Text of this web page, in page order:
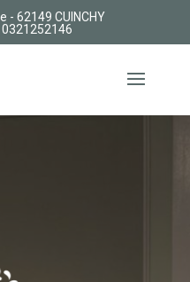
- 62149 CUINCHY
0321252146